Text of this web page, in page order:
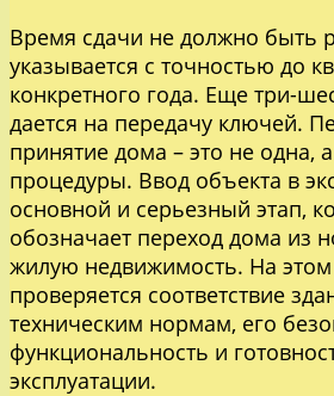
Время сдачи не должно быть
указывается с точностью до
конкретного года. Еще три-
дается на передачу ключей.
принятие дома – это не одна,
процедуры. Ввод объекта в
основной и серьезный этап,
обозначает переход дома из
жилую недвижимость. На этом
проверяется соответствие
техническим нормам, его
функциональность и
эксплуатации.